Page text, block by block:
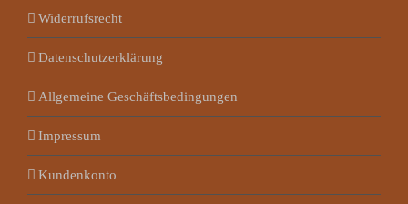
Widerrufsrecht
Datenschutzerklärung
Allgemeine Geschäftsbedingungen
Impressum
Kundenkonto